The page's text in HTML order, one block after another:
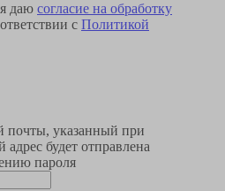
даю согласие на обработку
с Политикой
почты, указанный при
будет отправлена
пароля